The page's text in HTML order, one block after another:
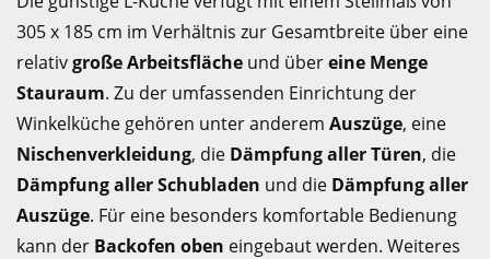
305 x 185 cm im Verhältnis zur Gesamtbreite über eine
relativgroße Arbeitsfläche und übereine Menge
Stauraum. Zu der umfassenden Einrichtung der
Winkelküche gehören unter anderem Auszüge, eine
Nischenverkleidung, die Dämpfung aller Türen, die
Dämpfung aller Schubladen und die Dämpfung aller
Auszüge. Für eine besonders komfortable Bedienung
kann der Backofen oben eingebaut werden. Weiteres